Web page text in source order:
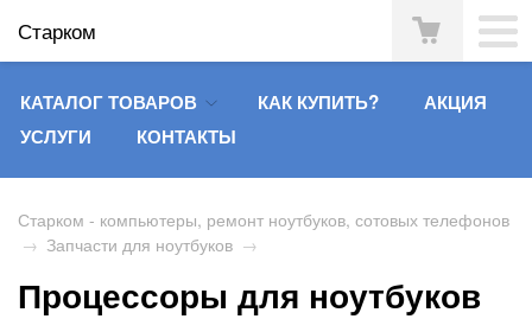
Старком
КАТАЛОГ ТОВАРОВ КАК КУПИТЬ?
АКЦИЯ
УСЛУГИ
КОНТАКТЫ
Старком - компьютеры, ремонт ноутбуков, сотовых телефонов
→ Запчасти для ноутбуков →
Процессоры для ноутбуков